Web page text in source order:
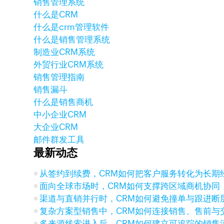
销售管理系统
什么是CRM
什么是crm管理软件
什么是销售管理系统
制造业CRM系统
外贸行业CRM系统
销售管理指南
销售漏斗
什么是销售商机
中小企业CRM
大企业CRM
邮件群发工具
最新动态
从签约到续费，CRM如何把客户服务转化为长期
面向全球市场时，CRM如何支撑跨区域商机协同
渠道与直销并行时，CRM如何避免撞单与跟进断
复杂方案型销售中，CRM如何连接销售、售前与